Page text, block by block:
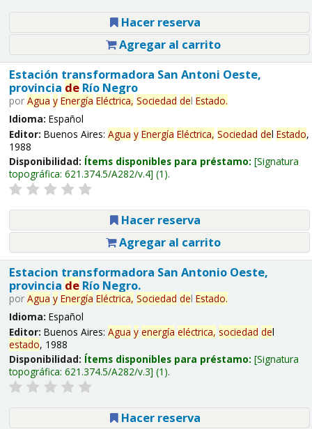
Hacer reserva
Agregar al carrito
Estación transformadora San Antoni Oeste,
provincia deRío Negro
por Agua y Energía Eléctrica, Sociedad del Estado.
Idioma: Español
Editor: Buenos Aires: Agua y Energía Eléctrica, Sociedad del Estado,
1988
Disponibilidad: Ítems disponibles para préstamo: Signatura
topográfica: 621.374.5/A282/v.4 (1).
Hacer reserva
Agregar al carrito
Estacion transformadora San Antonio Oeste,
provincia deRío Negro.
por Agua y Energía Eléctrica, Sociedad del Estado.
Idioma: Español
Editor: Buenos Aires: Agua y energía eléctrica, sociedad del
estado, 1988
Disponibilidad: Ítems disponibles para préstamo: Signatura
topográfica: 621.374.5/A282/v.3 (1).
Hacer reserva